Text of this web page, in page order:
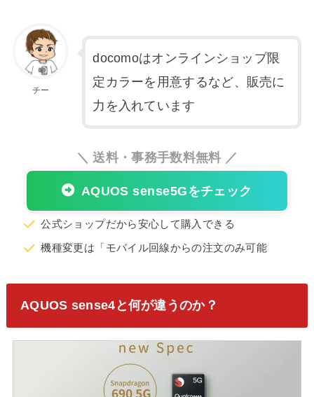
チー
docomoはオンラインショップ限
定カラーを用意するなど、販売に
力を入れています
＼ 送料・事務手数料無料 ／
AQUOS sense5Gをチェック
公式ショップだから安心して購入できる
機種変更は「モバイル回線からの注文のみ可能
AQUOS sense4と何が違うのか？